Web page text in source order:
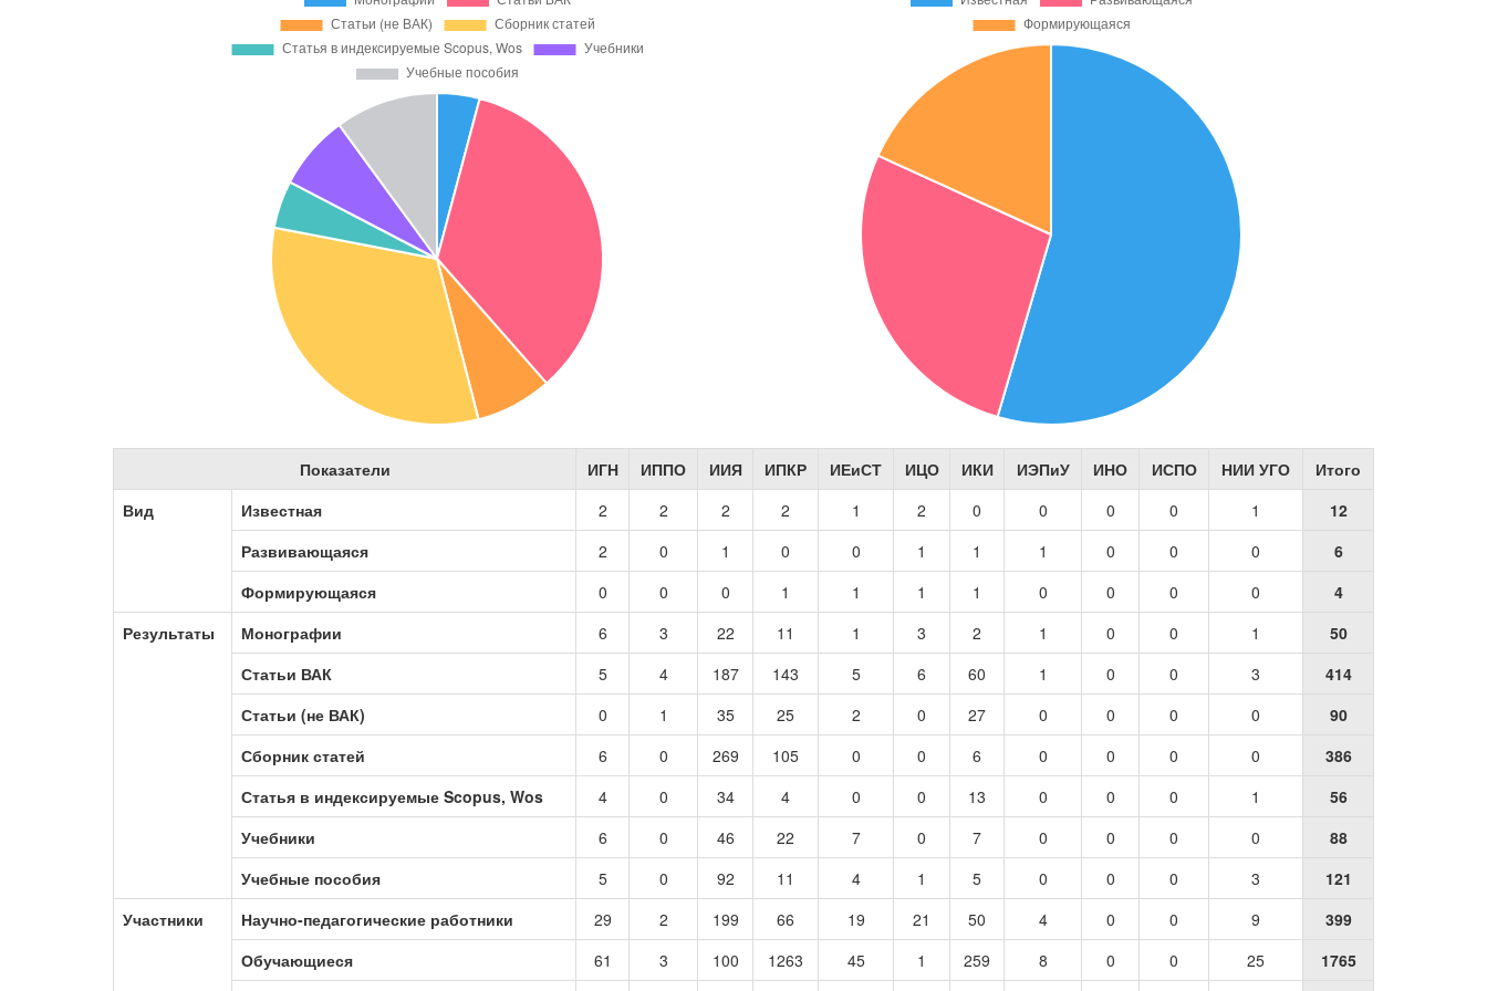
Показатели ИГН ИППО ИИЯ ИПКР ИЕиСТ ИЦО ИКИ ИЭПиУ ИНО ИСПО НИИ УГО
Итого
Вид
Известная 2 2 2 2 1 2 0 0 0 0 1
12
Развивающаяся
2 0 1 0 0 1 1 1 0 0 0
6
Формирующаяся
0 0 0 1 1 1 1 0 0 0 0
4
Результаты
Монографии 6 3 22 11 1 3 2 1 0 0 1
50
Статьи ВАК
5 4 187 143 5 6 60 1 0 0 3
414
Статьи (не ВАК)
0 1 35 25 2 0 27 0 0 0 0
90
Сборник статей
6 0 269 105 0 0 6 0 0 0 0
386
Статья в индексируемые Scopus, Wos
4 0 34 4 0 0 13 0 0 0 1
56
Учебники
6 0 46 22 7 0 7 0 0 0 0
88
Учебные пособия
5 0 92 11 4 1 5 0 0 0 3
121
Участники
Научно-педагогические работники 29 2 199 66 19 21 50 4 0 0 9
399
Обучающиеся
61 3 100 1263 45 1 259 8 0 0 25
1765